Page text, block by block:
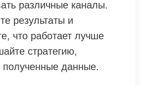
различные каналы.
результаты и
что работает лучше
стратегию,
полученные данные.